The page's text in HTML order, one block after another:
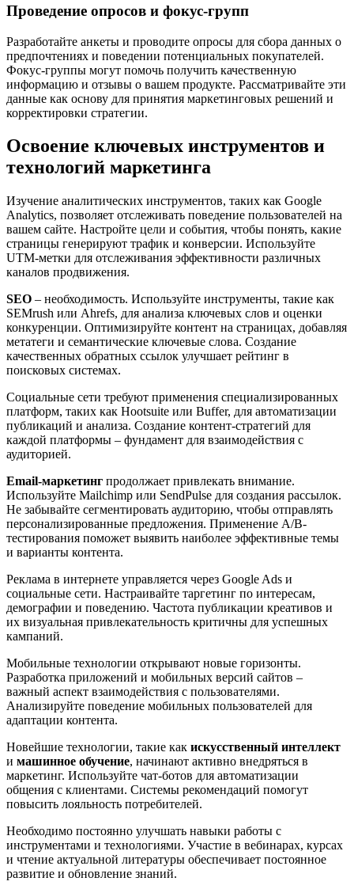
Проведение опросов и фокус-групп
Разработайте анкеты и проводите опросы для сбора данных о
предпочтениях и поведении потенциальных покупателей.
Фокус-группы могут помочь получить качественную
информацию и отзывы о вашем продукте. Рассматривайте эти
данные как основу для принятия маркетинговых решений и
корректировки стратегии.
Освоение ключевых инструментов и
технологий маркетинга
Изучение аналитических инструментов, таких как Google
Analytics, позволяет отслеживать поведение пользователей на
вашем сайте. Настройте цели и события, чтобы понять, какие
страницы генерируют трафик и конверсии. Используйте
UTM-метки для отслеживания эффективности различных
каналов продвижения.
SEO – необходимость. Используйте инструменты, такие как
SEMrush или Ahrefs, для анализа ключевых слов и оценки
конкуренции. Оптимизируйте контент на страницах, добавляя
метатеги и семантические ключевые слова. Создание
качественных обратных ссылок улучшает рейтинг в
поисковых системах.
Социальные сети требуют применения специализированных
платформ, таких как Hootsuite или Buffer, для автоматизации
публикаций и анализа. Создание контент-стратегий для
каждой платформы – фундамент для взаимодействия с
аудиторией.
Email-маркетинг продолжает привлекать внимание.
Используйте Mailchimp или SendPulse для создания рассылок.
Не забывайте сегментировать аудиторию, чтобы отправлять
персонализированные предложения. Применение A/B-
тестирования поможет выявить наиболее эффективные темы
и варианты контента.
Реклама в интернете управляется через Google Ads и
социальные сети. Настраивайте таргетинг по интересам,
демографии и поведению. Частота публикации креативов и
их визуальная привлекательность критичны для успешных
кампаний.
Мобильные технологии открывают новые горизонты.
Разработка приложений и мобильных версий сайтов –
важный аспект взаимодействия с пользователями.
Анализируйте поведение мобильных пользователей для
адаптации контента.
Новейшие технологии, такие как искусственный интеллект
и машинное обучение, начинают активно внедряться в
маркетинг. Используйте чат-ботов для автоматизации
общения с клиентами. Системы рекомендаций помогут
повысить лояльность потребителей.
Необходимо постоянно улучшать навыки работы с
инструментами и технологиями. Участие в вебинарах, курсах
и чтение актуальной литературы обеспечивает постоянное
развитие и обновление знаний.